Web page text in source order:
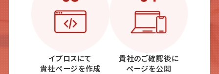
イプロスにて
貴社ページを作成
貴社のご確認後に
ページを公開